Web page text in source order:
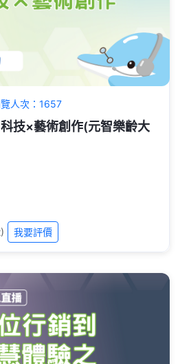
人次：1657
技×藝術創作(元智樂齡大
我要評價